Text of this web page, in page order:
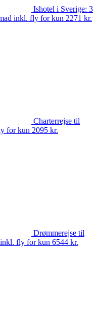
Ishotel i Sverige: 3
inkl. fly for kun 2271 kr.
Charterrejse til
for kun 2095 kr.
Drømmerejse til
fly for kun 6544 kr.